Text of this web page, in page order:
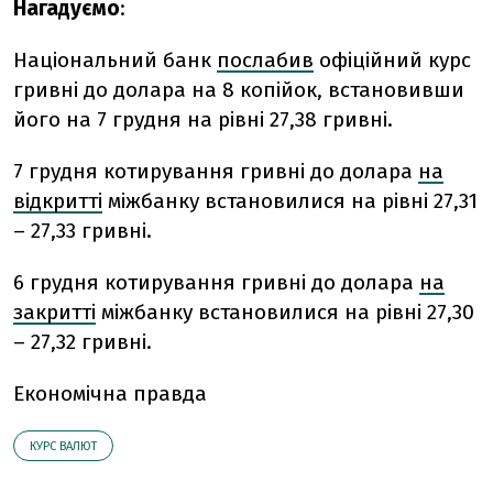
Нагадуємо:
Національний банк послабив офіційний курс
гривні до долара на 8 копійок, встановивши
його на 7 грудня на рівні 27,38 гривні.
7 грудня котирування гривні до долара на
відкритті міжбанку встановилися на рівні 27,31
– 27,33 гривні.
6 грудня котирування гривні до долара на
закритті міжбанку встановилися на рівні 27,30
– 27,32 гривні.
Економічна правда
КУРС ВАЛЮТ